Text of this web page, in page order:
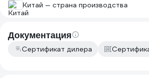
Китай — страна производства
Документация
Сертификат дилера